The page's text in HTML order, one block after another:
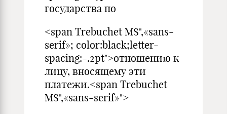
государства по
<span Trebuchet MS",«sans-
serif»; color:black;letter-
spacing:-.2pt">отношению к
лицу, вносящему эти
платежи.<span Trebuchet
MS",«sans-serif»">